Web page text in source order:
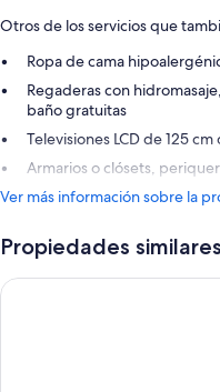
Otros de los servicios que
Ropa de cama
Regaderas con
baño gratuitas
Televisiones LCD de 125
Armarios o clósets,
Ver más información sobre la
Propiedades similares
Monte Mulini Adults